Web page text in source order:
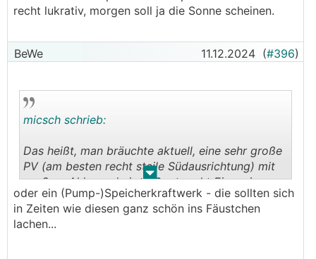
recht lukrativ, morgen soll ja die Sonne scheinen.
BeWe 11.12.2024 (#396)
. .
micsch schrieb:
Das heißt, man bräuchte aktuell, eine sehr große
PV (am besten recht steile Südausrichtung) mit
großem Akku und einen Spotmarkt Einspeiser.
Wäre aktuell recht lukrativ, morgen soll ja die
Sonne scheinen.
oder ein (Pump-)Speicherkraftwerk - die sollten sich
in Zeiten wie diesen ganz schön ins Fäustchen
lachen...